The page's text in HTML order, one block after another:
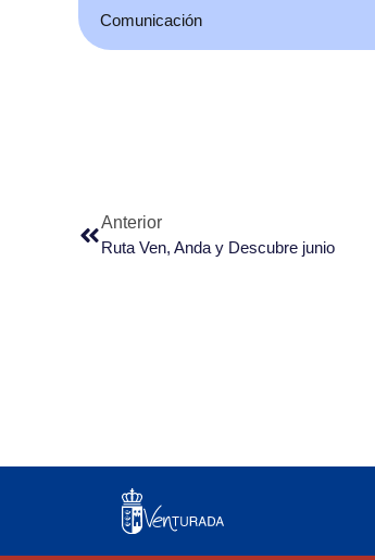
Comunicación
Anterior
Ruta Ven, Anda y Descubre junio